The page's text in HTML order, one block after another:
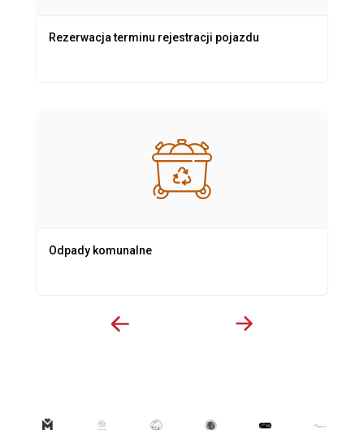
Rezerwacja terminu rejestracji pojazdu
Odpady komunalne